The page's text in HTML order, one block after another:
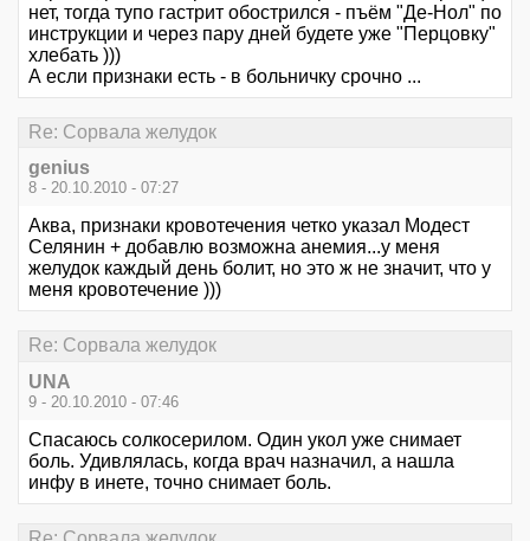
нет, тогда тупо гастрит обострился - пъём "Де-Нол" по
инструкции и через пару дней будете уже "Перцовку"
хлебать )))
А если признаки есть - в больничку срочно ...
Re: Сорвала желудок
genius
8 - 20.10.2010 - 07:27
Аква, признаки кровотечения четко указал Модест
Селянин + добавлю возможна анемия...у меня
желудок каждый день болит, но это ж не значит, что у
меня кровотечение )))
Re: Сорвала желудок
UNA
9 - 20.10.2010 - 07:46
Спасаюсь солкосерилом. Один укол уже снимает
боль. Удивлялась, когда врач назначил, а нашла
инфу в инете, точно снимает боль.